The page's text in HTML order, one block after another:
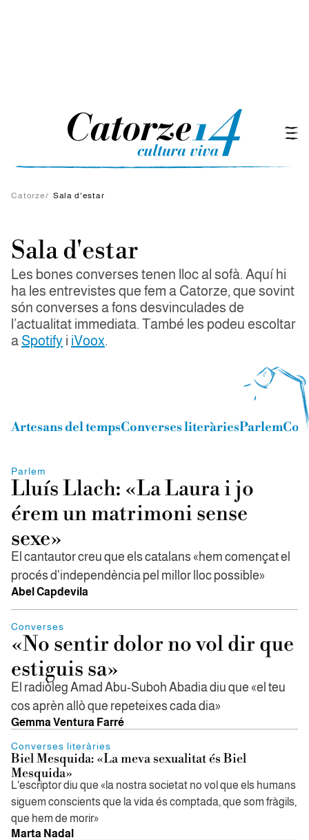
Catorze/ Sala d'estar
Sala d'estar
Les bones converses tenen lloc al sofà. Aquí hi
ha les entrevistes que fem a Catorze, que sovint
són converses a fons desvinculades de
l’actualitat immediata. També les podeu escoltar
a Spotify i iVoox.
Artesans del tempsConverses literàriesParlem
Parlem
Lluís Llach: «La Laura i jo
érem un matrimoni sense
sexe»
El cantautor creu que els catalans «hem començat el
procés d'independència pel millor lloc possible»
Abel Capdevila
Converses
«No sentir dolor no vol dir que
estiguis sa»
El radiòleg Amad Abu-Suboh Abadia diu que «el teu
cos aprèn allò que repeteixes cada dia»
Gemma Ventura Farré
Converses literàries
Biel Mesquida: «La meva sexualitat és Biel
Mesquida»
L'escriptor diu que «la nostra societat no vol que els humans
siguem conscients que la vida és comptada, que som fràgils,
que hem de morir»
Marta Nadal